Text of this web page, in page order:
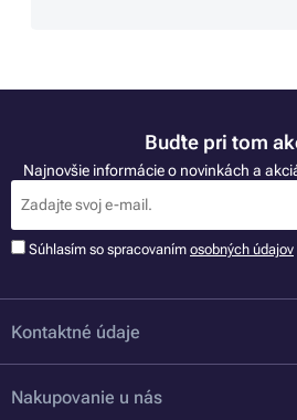
Buďte pri tom
Najnovšie informácie o novinkách a
Súhlasím so spracovaním osobných údajov
Kontaktné údaje
Nakupovanie u nás